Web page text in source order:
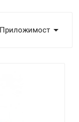
Приложимост 